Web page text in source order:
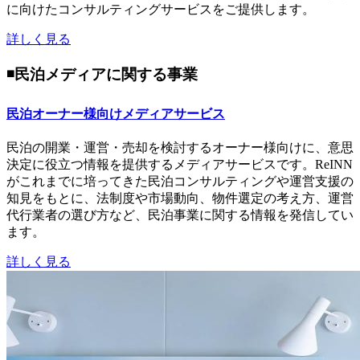
に向けたコンサルティングサービスをご提供します。
詳しく見る
◾️民泊メディアに関する事業
民泊オーナー様向けメディアサービス
民泊の開業・運営・売却を検討するオーナー様向けに、意思
決定に役立つ情報を提供するメディアサービスです。ReINN
がこれまでに培ってきた民泊コンサルティングや運営支援の
知見をもとに、法制度や市場動向、物件選定の考え方、運営
代行業者の選び方など、民泊事業に関する情報を発信してい
ます。
詳しく見る